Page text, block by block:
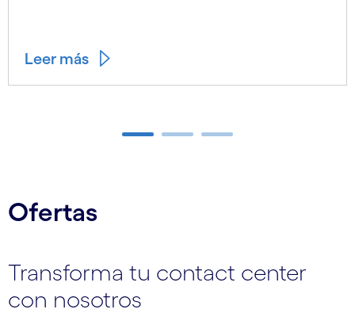
Leer más
Ofertas
Transforma tu contact center
con nosotros